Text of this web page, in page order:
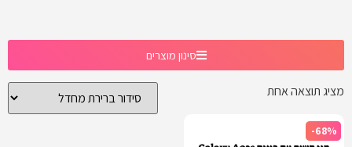
סינון מוצרים
מציג תוצאה אחת
-68%